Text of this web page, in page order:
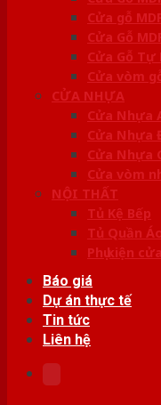
Cửa gỗ
Cửa Gỗ
Cửa Gỗ Tự
Cửa vòm
CỬA NHỰA
Cửa Nhựa
Cửa Nhựa
Cửa Nhựa
Cửa vòm
NỘI THẤT
Tủ Kệ Bếp
Tủ Quần
Phụ kiện
Báo giá
Dự án thực tế
Tin tức
Liên hệ